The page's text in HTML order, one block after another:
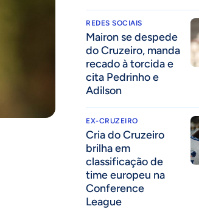
REDES SOCIAIS
Mairon se despede
do Cruzeiro, manda
recado à torcida e
cita Pedrinho e
Adilson
EX-CRUZEIRO
Cria do Cruzeiro
brilha em
classificação de
time europeu na
Conference
League